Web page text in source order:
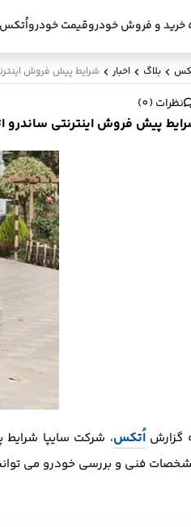
خرید و فروش خودروقیمت خودرواُتکس
بلاگ اخبار شرایط پیش فروش
نظرات (
0
)
پیش فروش اینترنتی ساندرو
گزارشاُتکس، شرکت سایپا
فنی و بررسی خودرو می